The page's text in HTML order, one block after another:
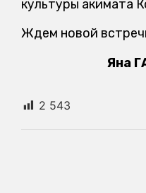
культуры акимата
Ждем новой
Яна
2 543